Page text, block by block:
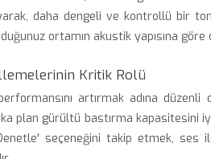
daha dengeli ve kontrollü bir
ortamın akustik yapısına
Kritik Rolü
artırmak adına
plan gürültü bastırma kapasitesini
seçeneğini takip etmek, ses